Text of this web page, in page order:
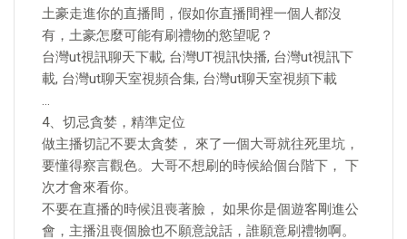
土豪走進你的直播間，假如你直播間裡一個人都沒
有，土豪怎麼可能有刷禮物的慾望呢？
台灣ut視訊聊天下載, 台灣UT視訊快播, 台灣ut視訊下
載, 台灣ut聊天室視頻合集, 台灣ut聊天室視頻下載
…
4、切忌貪婪，精準定位
做主播切記不要太貪婪， 來了一個大哥就往死里坑，
要懂得察言觀色。大哥不想刷的時候給個台階下， 下
次才會來看你。
不要在直播的時候沮喪著臉， 如果你是個遊客剛進公
會，主播沮喪個臉也不願意說話，誰願意刷禮物啊。